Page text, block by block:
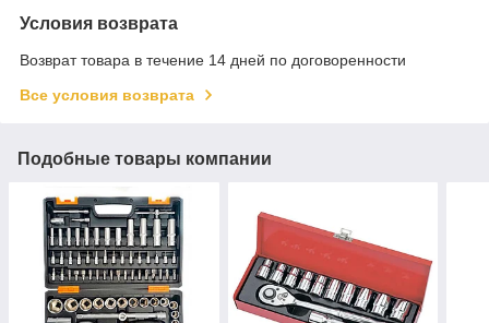
Условия возврата
Возврат товара в течение 14 дней по договоренности
Все условия возврата
Подобные товары компании